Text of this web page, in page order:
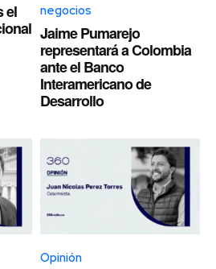
el
negocios
Jaime Pumarejo
representará a Colombia
ante el Banco
Interamericano de
Desarrollo
Opinión